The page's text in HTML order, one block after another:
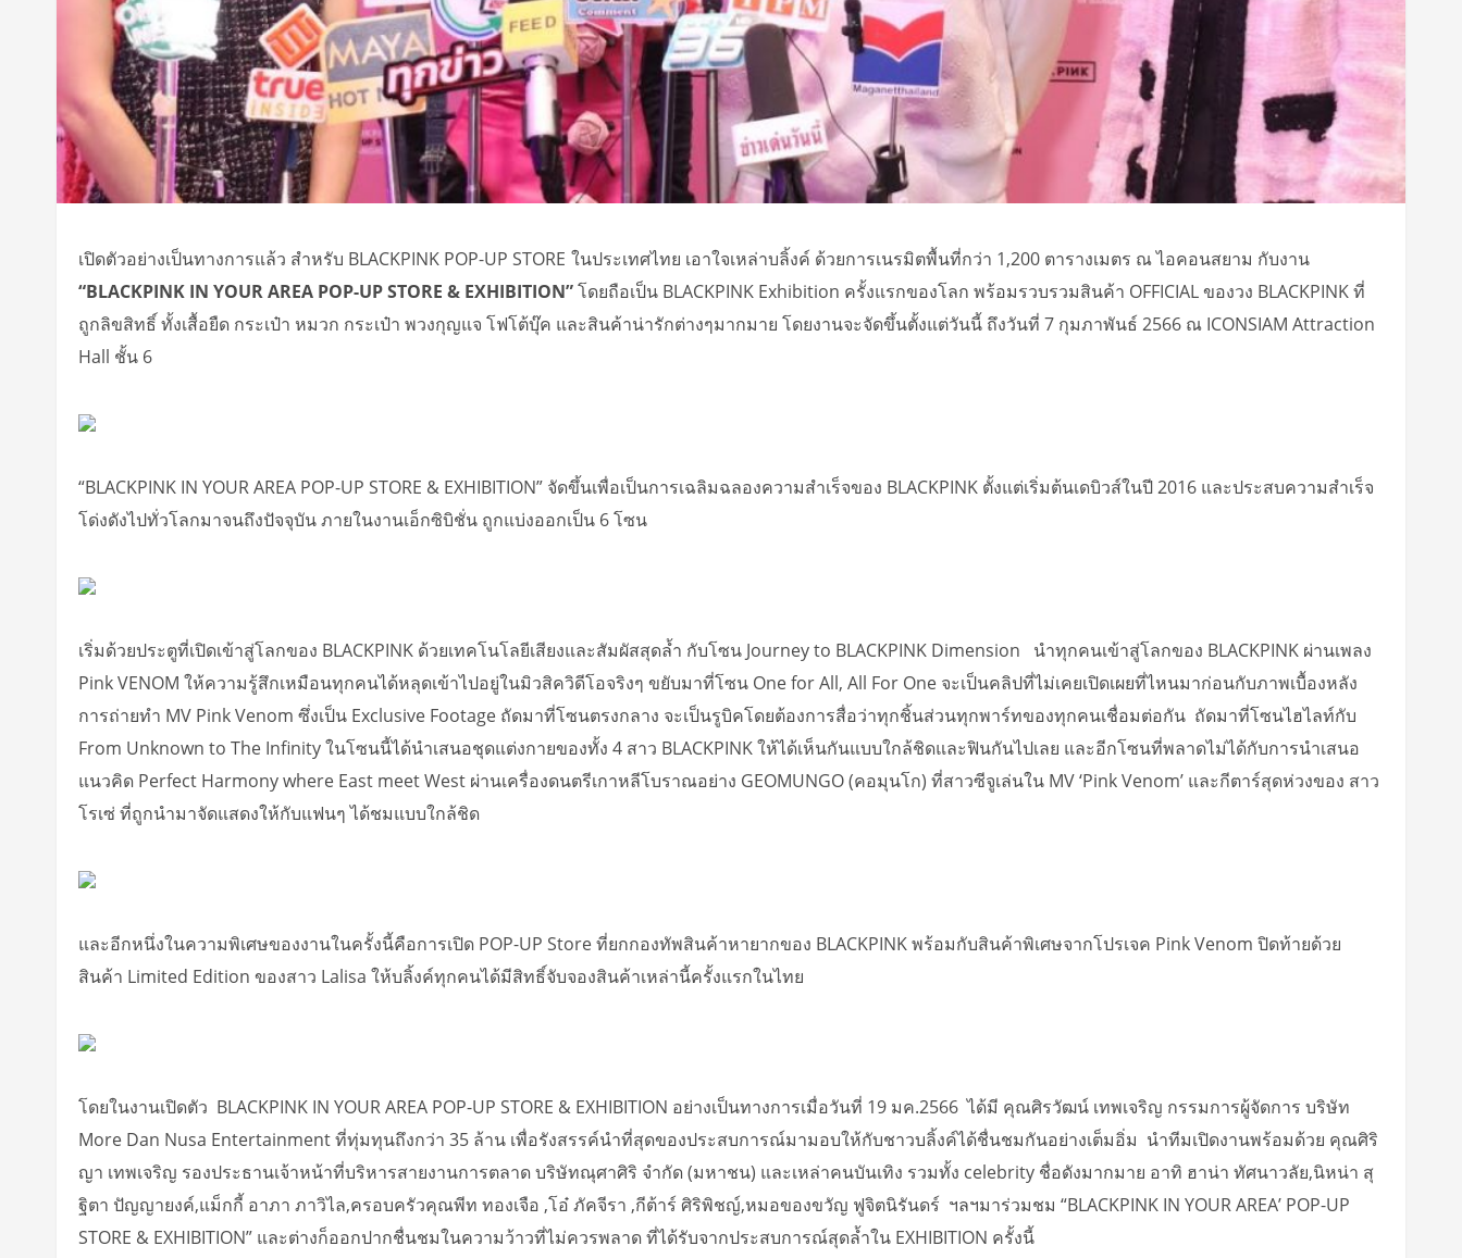
เปิดตัวอย่างเป็นทางการแล้ว สำหรับ BLACKPINK POP-UP STORE ในประเทศไทย เอาใจเหล่าบลิ้งค์ ด้วยการเนรมิตพื้นที่กว่า 1,200 ตารางเมตร ณ ไอคอนสยาม กับงาน
“BLACKPINK IN YOUR AREA POP-UP STORE & EXHIBITION”โดยถือเป็น BLACKPINK Exhibition ครั้งแรกของโลก พร้อมรวบรวมสินค้า OFFICIAL ของวง BLACKPINK ที่
ถูกลิขสิทธิ์ ทั้งเสื้อยืด กระเป๋า หมวก กระเป๋า พวงกุญแจ โฟโต้บุ๊ค และสินค้าน่ารักต่างๆมากมาย โดยงานจะจัดขึ้นตั้งแต่วันนี้ ถึงวันที่ 7 กุมภาพันธ์ 2566 ณ ICONSIAM Attraction
Hall ชั้น 6
“BLACKPINK IN YOUR AREA POP-UP STORE & EXHIBITION” จัดขึ้นเพื่อเป็นการเฉลิมฉลองความสำเร็จของ BLACKPINK ตั้งแต่เริ่มต้นเดบิวส์ในปี 2016 และประสบความสำเร็จ
โด่งดังไปทั่วโลกมาจนถึงปัจจุบัน ภายในงานเอ็กซิบิชั่น ถูกแบ่งออกเป็น 6 โซน
เริ่มด้วยประตูที่เปิดเข้าสู่โลกของ BLACKPINK ด้วยเทคโนโลยีเสียงและสัมผัสสุดล้ำ กับโซน Journey to BLACKPINK Dimension นำทุกคนเข้าสู่โลกของ BLACKPINK ผ่านเพลง
Pink VENOM ให้ความรู้สึกเหมือนทุกคนได้หลุดเข้าไปอยู่ในมิวสิควิดีโอจริงๆ ขยับมาที่โซน One for All, All For One จะเป็นคลิปที่ไม่เคยเปิดเผยที่ไหนมาก่อนกับภาพเบื้องหลัง
การถ่ายทำ MV Pink Venom ซึ่งเป็น Exclusive Footage ถัดมาที่โซนตรงกลาง จะเป็นรูบิคโดยต้องการสื่อว่าทุกชิ้นส่วนทุกพาร์ทของทุกคนเชื่อมต่อกัน ถัดมาที่โซนไฮไลท์กับ
From Unknown to The Infinity ในโซนนี้ได้นำเสนอชุดแต่งกายของทั้ง 4 สาว BLACKPINK ให้ได้เห็นกันแบบใกล้ชิดและฟินกันไปเลย และอีกโซนที่พลาดไม่ได้กับการนำเสนอ
แนวคิด Perfect Harmony where East meet West ผ่านเครื่องดนตรีเกาหลีโบราณอย่าง GEOMUNGO (คอมุนโก) ที่สาวซีจูเล่นใน MV ‘Pink Venom’ และกีตาร์สุดห่วงของ สาว
โรเซ่ ที่ถูกนำมาจัดแสดงให้กับแฟนๆ ได้ชมแบบใกล้ชิด
และอีกหนึ่งในความพิเศษของงานในครั้งนี้คือการเปิด POP-UP Store ที่ยกกองทัพสินค้าหายากของ BLACKPINK พร้อมกับสินค้าพิเศษจากโปรเจค Pink Venom ปิดท้ายด้วย
สินค้า Limited Edition ของสาว Lalisa ให้บลิ้งค์ทุกคนได้มีสิทธิ์จับจองสินค้าเหล่านี้ครั้งแรกในไทย
โดยในงานเปิดตัว BLACKPINK IN YOUR AREA POP-UP STORE & EXHIBITION อย่างเป็นทางการเมื่อวันที่ 19 มค.2566 ได้มี คุณศิรวัฒน์ เทพเจริญ กรรมการผู้จัดการ บริษัท
More Dan Nusa Entertainment ที่ทุ่มทุนถึงกว่า 35 ล้าน เพื่อรังสรรค์นำที่สุดของประสบการณ์มามอบให้กับชาวบลิ้งค์ได้ชื่นชมกันอย่างเต็มอิ่ม นำทีมเปิดงานพร้อมด้วย คุณศิริ
ญา เทพเจริญ รองประธานเจ้าหน้าที่บริหารสายงานการตลาด บริษัทณุศาศิริ จำกัด (มหาชน) และเหล่าคนบันเทิง รวมทั้ง celebrity ชื่อดังมากมาย อาทิ ฮาน่า ทัศนาวลัย,นิหน่า สุ
ฐิตา ปัญญายงค์,แม็กกี้ อาภา ภาวิไล,ครอบครัวคุณพีท ทองเจือ ,โอ๋ ภัคจีรา ,กีต้าร์ ศิริพิชญ์,หมอของขวัญ ฟูจิตนิรันดร์ ฯลฯมาร่วมชม “BLACKPINK IN YOUR AREA’ POP-UP
STORE & EXHIBITION” และต่างก็ออกปากชื่นชมในความว้าวที่ไม่ควรพลาด ที่ได้รับจากประสบการณ์สุดล้ำใน EXHIBITION ครั้งนี้